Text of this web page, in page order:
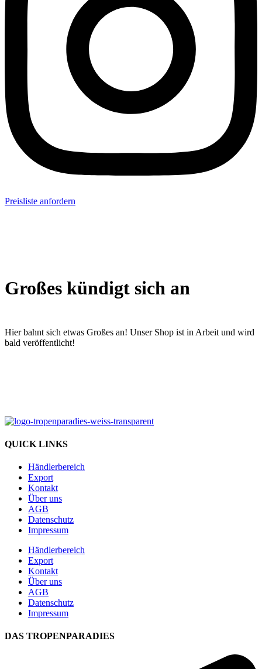
Preisliste anfordern
Großes kündigt sich an
Hier bahnt sich etwas Großes an! Unser Shop ist in Arbeit und wird
bald veröffentlicht!
QUICK LINKS
Händlerbereich
Export
Kontakt
Über uns
AGB
Datenschutz
Impressum
Händlerbereich
Export
Kontakt
Über uns
AGB
Datenschutz
Impressum
DAS TROPENPARADIES